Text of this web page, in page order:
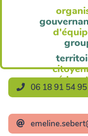
06 18 91 54 95